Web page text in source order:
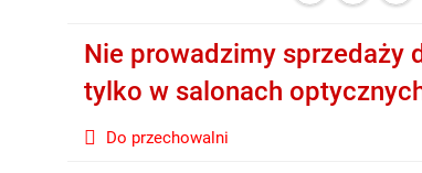
Nie prowadzimy sprzedaży
tylko w salonach
Do przechowalni